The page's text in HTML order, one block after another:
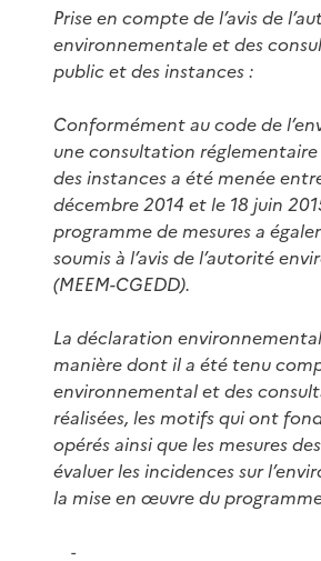
Prise en compte de l’avis de
environnementale et des
public et des instances :
Conformément au code de
une consultation
des instances a été menée
décembre 2014 et le 18 juin
programme de mesures a
soumis à l’avis de l’autorité
(MEEM-CGEDD).
La déclaration
manière dont il a été tenu
environnemental et des
réalisées, les motifs qui ont
opérés ainsi que les mesures
évaluer les incidences sur
la mise en œuvre du
-